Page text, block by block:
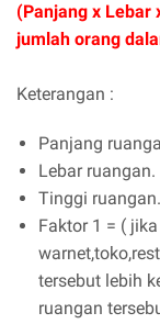
(Panjang x Lebar
jumlah orang
Keterangan :
Panjang
Lebar ruangan.
Tinggi ruangan.
Faktor 1 = (
tersebut lebih
ruangan